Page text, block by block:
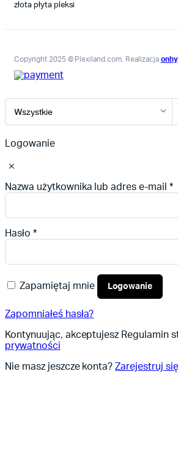
złota płyta pleksi
Copyright 2025 © Plexiland.com. Realizacja
Logowanie
Nazwa użytkownika lub adres e-mail *
Hasło *
Zapamiętaj mnie Logowanie
Zapomniałeś hasła?
Kontynuując, akceptujesz Regulamin
prywatności
Nie masz jeszcze konta?Zarejestruj